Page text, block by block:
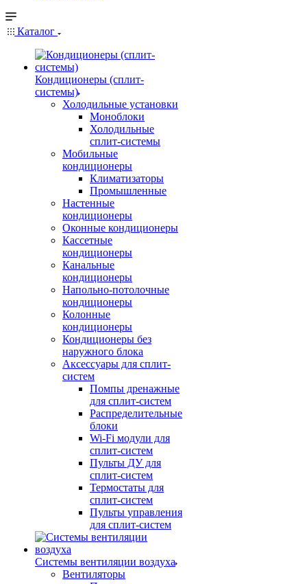
Каталог
Кондиционеры (сплит-
системы)
Холодильные установки
Моноблоки
Холодильные
сплит-системы
Мобильные
кондиционеры
Климатизаторы
Промышленные
Настенные
кондиционеры
Оконные кондиционеры
Кассетные
кондиционеры
Канальные
кондиционеры
Напольно-потолочные
кондиционеры
Колонные
кондиционеры
Кондиционеры без
наружного блока
Аксессуары для сплит-
систем
Помпы дренажные
для сплит-систем
Распределительные
блоки
Wi-Fi модули для
сплит-систем
Пульты ДУ для
сплит-систем
Термостаты для
сплит-систем
Пульты управления
для сплит-систем
Системы вентиляции воздуха
Вентиляторы